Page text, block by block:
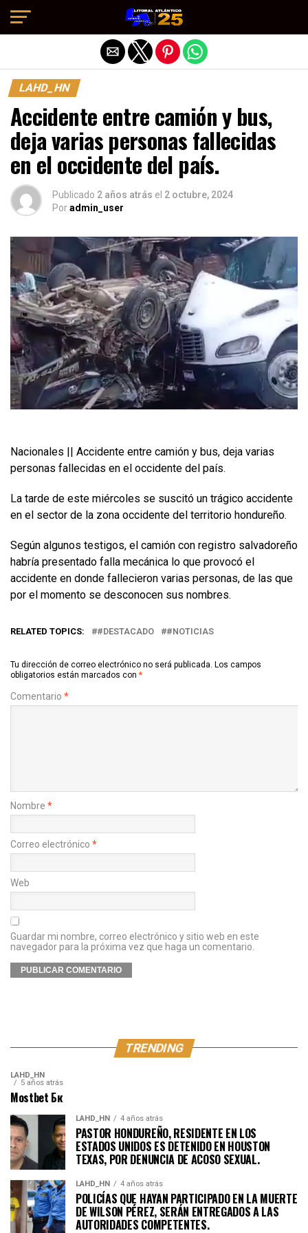
LAHD_HN
Accidente entre camión y bus,
deja varias personas fallecidas
en el occidente del país.
Publicado 2 años atrás el 2 octubre, 2024
Poradmin_user
Nacionales || Accidente entre camión y bus, deja varias
personas fallecidas en el occidente del país.
La tarde de este miércoles se suscitó un trágico accidente
en el sector de la zona occidente del territorio hondureño.
Según algunos testigos, el camión con registro salvadoreño
habría presentado falla mecánica lo que provocó el
accidente en donde fallecieron varias personas, de las que
por el momento se desconocen sus nombres.
RELATED TOPICS: #DESTACADO #NOTICIAS
Tu dirección de correo electrónico no será publicada. Los campos
obligatorios están marcados con *
Comentario *
Nombre *
Correo electrónico *
Web
Guardar mi nombre, correo electrónico y sitio web en este
navegador para la próxima vez que haga un comentario.
TRENDING
LAHD_HN
5 años atrás
Mostbet Бк
LAHD_HN 4 años atrás
PASTOR HONDUREÑO, RESIDENTE EN LOS
ESTADOS UNIDOS ES DETENIDO EN HOUSTON
TEXAS, POR DENUNCIA DE ACOSO SEXUAL.
LAHD_HN 4 años atrás
POLICÍAS QUE HAYAN PARTICIPADO EN LA MUERTE
DE WILSON PÉREZ, SERÁN ENTREGADOS A LAS
AUTORIDADES COMPETENTES.
Salir de la versión móvil